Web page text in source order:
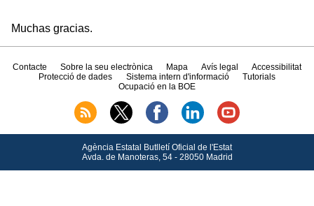
Muchas gracias.
Contacte Sobre la seu electrònica Mapa Avís legal
Accessibilitat
Protecció de dades
Sistema intern d'informació
Tutorials
Ocupació en la BOE
Agència Estatal Butlletí Oficial de l'Estat
Avda.de Manoteras, 54 - 28050 Madrid